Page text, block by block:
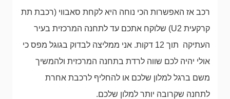
רכב אז האפשרות הכי נוחה היא לקחת סאבווי (רכבת תת
קרקעית U2) שלוקח אתכם עד לתחנה המרכזית בעיר
העתיקה תוך 12 דקות. אני ממליצה לבדוק בגוגל מפס כי
אולי יהיה לכם שווה לרדת בתחנה המרכזית ולהמשיך
משם ברגל למלון שלכם או להחליף לרכבת אחרת
לתחנה שקרובה יותר למלון שלכם.